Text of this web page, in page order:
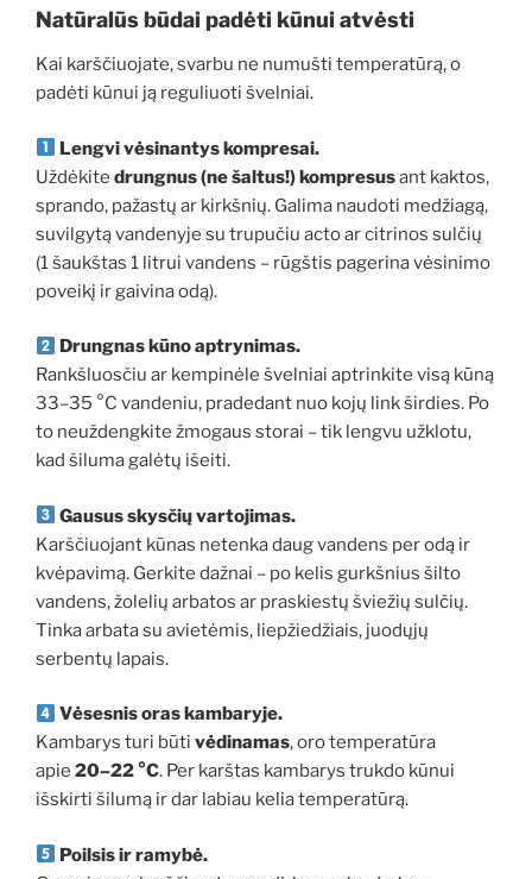
Natūralūs būdai padėti kūnui atvėsti
Kai karščiuojate, svarbu ne numušti temperatūrą, o
padėti kūnui ją reguliuoti švelniai.
Lengvi vėsinantys kompresai.
Uždėkite drungnus (ne šaltus!) kompresusant kaktos,
sprando, pažastų ar kirkšnių. Galima naudoti medžiagą,
suvilgytą vandenyje su trupučiu acto ar citrinos sulčių
(1 šaukštas 1 litrui vandens – rūgštis pagerina vėsinimo
poveikį ir gaivina odą).
Drungnas kūno aptrynimas.
Rankšluosčiu ar kempinėle švelniai aptrinkite visą kūną
33–35 °C vandeniu, pradedant nuo kojų link širdies. Po
to neuždengkite žmogaus storai – tik lengvu užklotu,
kad šiluma galėtų išeiti.
Gausus skysčių vartojimas.
Karščiuojant kūnas netenka daug vandens per odą ir
kvėpavimą. Gerkite dažnai – po kelis gurkšnius šilto
vandens, žolelių arbatos ar praskiestų šviežių sulčių.
Tinka arbata su avietėmis, liepžiedžiais, juodųjų
serbentų lapais.
Vėsesnis oras kambaryje.
Kambarys turi būti vėdinamas, oro temperatūra
apie 20–22 °C. Per karštas kambarys trukdo kūnui
išskirti šilumą ir dar labiau kelia temperatūrą.
Poilsis ir ramybė.